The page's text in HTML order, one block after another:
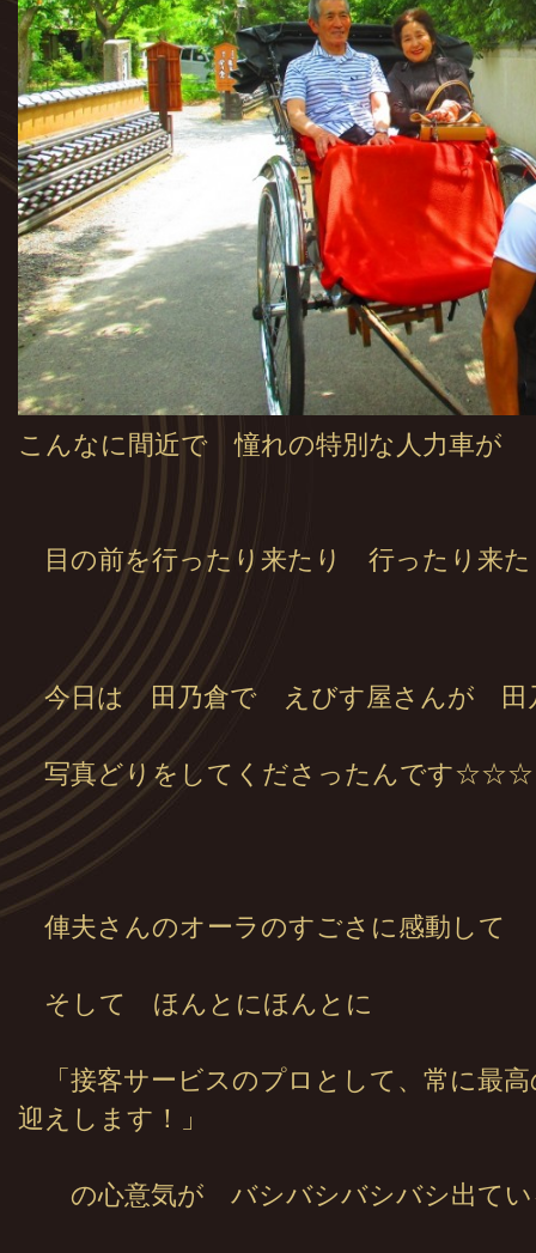
こんなに間近で 憧れの特別な人力車が
目の前を行ったり来たり 行ったり来
今日は 田乃倉で えびす屋さんが 田
写真どりをしてくださったんです☆☆☆
俥夫さんのオーラのすごさに感動して
そして ほんとにほんとに
「接客サービスのプロとして、常に最
迎えします！」
の心意気が バシバシバシバシ出て